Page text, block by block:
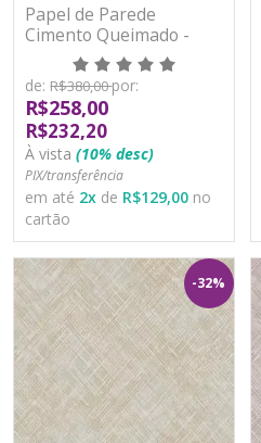
Papel de Parede
Cimento Queimado -
Paris 2 - PA101304R -
Vinílico - TNT
de: R$380,00por:
R$258,00
R$232,20
À vista (10% desc)
PIX/transferência
em até 2x de R$129,00 no
cartão
-32%